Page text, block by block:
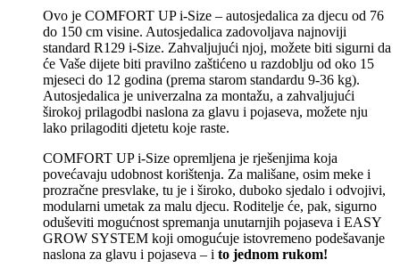
Ovo je COMFORT UP i-Size – autosjedalica za djecu od 76
do 150 cm visine. Autosjedalica zadovoljava najnoviji
standard R129 i-Size. Zahvaljujući njoj, možete biti sigurni da
će Vaše dijete biti pravilno zaštićeno u razdoblju od oko 15
mjeseci do 12 godina (prema starom standardu 9-36 kg).
Autosjedalica je univerzalna za montažu, a zahvaljujući
širokoj prilagodbi naslona za glavu i pojaseva, možete nju
lako prilagoditi djetetu koje raste.
COMFORT UP i-Size opremljena je rješenjima koja
povećavaju udobnost korištenja. Za mališane, osim meke i
prozračne presvlake, tu je i široko, duboko sjedalo i odvojivi,
modularni umetak za malu djecu. Roditelje će, pak, sigurno
oduševiti mogućnost spremanja unutarnjih pojaseva i EASY
GROW SYSTEM koji omogućuje istovremeno podešavanje
naslona za glavu i pojaseva – i to jednom rukom!